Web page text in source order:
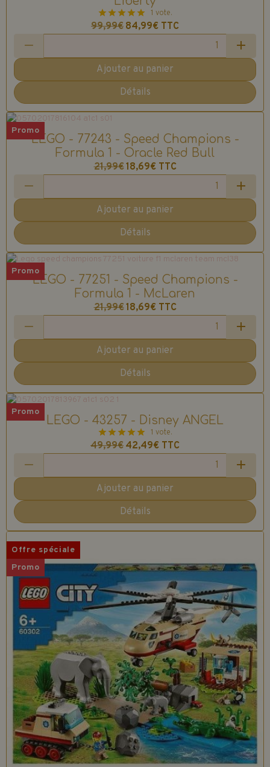
1 vote.
99,99€ 84,99€ TTC
Ajouter au panier
Détails
Promo
LEGO - 77243 - Speed Champions -
Formula 1 - Oracle Red Bull
21,99€18,69€ TTC
Ajouter au panier
Détails
Promo
LEGO - 77251 - Speed Champions -
Formula 1 - McLaren
21,99€18,69€ TTC
Ajouter au panier
Détails
Promo
LEGO - 43257 - Disney ANGEL
1 vote.
49,99€ 42,49€ TTC
Ajouter au panier
Détails
Offre spéciale
Promo